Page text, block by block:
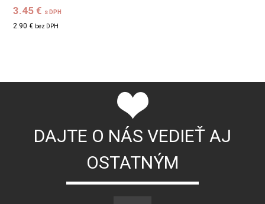
3.45 € s DPH
2.90 € bez DPH
DAJTE O NÁS VEDIEŤ AJ
OSTATNÝM